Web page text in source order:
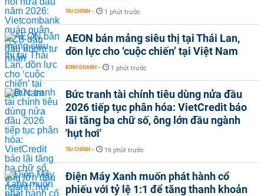
TÀI CHÍNH - 1 phút trước
AEON bán mảng siêu thị tại Thái Lan,
dồn lực cho ‘cuộc chiến’ tại Việt Nam
KINH DOANH - 1 phút trước
Bức tranh tài chính tiêu dùng nửa đầu
2026 tiếp tục phân hóa: VietCredit báo
lãi tăng ba chữ số, ông lớn đầu ngành
'hụt hơi'
TÀI CHÍNH - 16 phút trước
Điện Máy Xanh muốn phát hành cổ
phiếu với tỷ lệ 1:1 để tăng thanh khoản